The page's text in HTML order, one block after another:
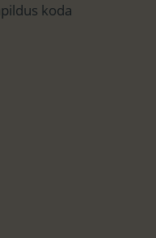
koda